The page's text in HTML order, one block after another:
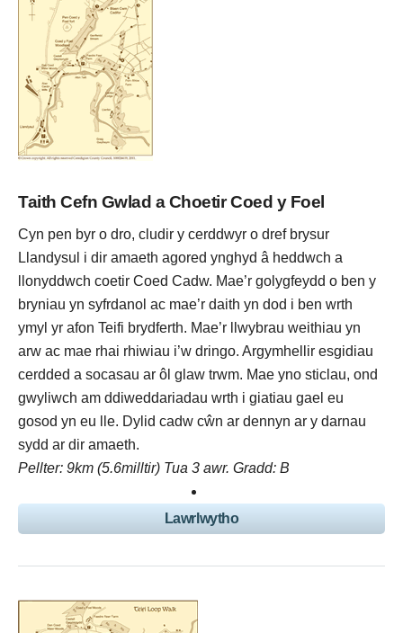
Taith Cefn Gwlad a Choetir Coed y Foel
Cyn pen byr o dro, cludir y cerddwyr o dref brysur
Llandysul i dir amaeth agored ynghyd â heddwch a
llonyddwch coetir Coed Cadw. Mae’r golygfeydd o ben y
bryniau yn syfrdanol ac mae’r daith yn dod i ben wrth
ymyl yr afon Teifi brydferth. Mae’r llwybrau weithiau yn
arw ac mae rhai rhiwiau i’w dringo. Argymhellir esgidiau
cerdded a socasau ar ôl glaw trwm. Mae yno sticlau, ond
gwyliwch am ddiweddariadau wrth i giatiau gael eu
gosod yn eu lle. Dylid cadw cŵn ar dennyn ar y darnau
sydd ar dir amaeth.
Pellter: 9km (5.6milltir) Tua 3 awr. Gradd: B
Lawrlwytho